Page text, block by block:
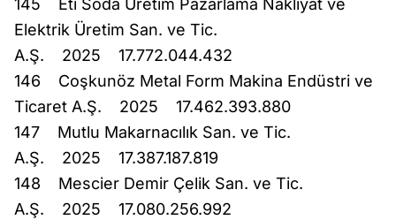
145 Eti Soda Üretim Pazarlama Nakliyat ve
Elektrik Üretim San. ve Tic.
A.Ş. 2025 17.772.044.432
146 Coşkunöz Metal Form Makina Endüstri ve
Ticaret A.Ş. 2025 17.462.393.880
147 Mutlu Makarnacılık San. ve Tic.
A.Ş. 2025 17.387.187.819
148 Mescier Demir Çelik San. ve Tic.
A.Ş. 2025 17.080.256.992